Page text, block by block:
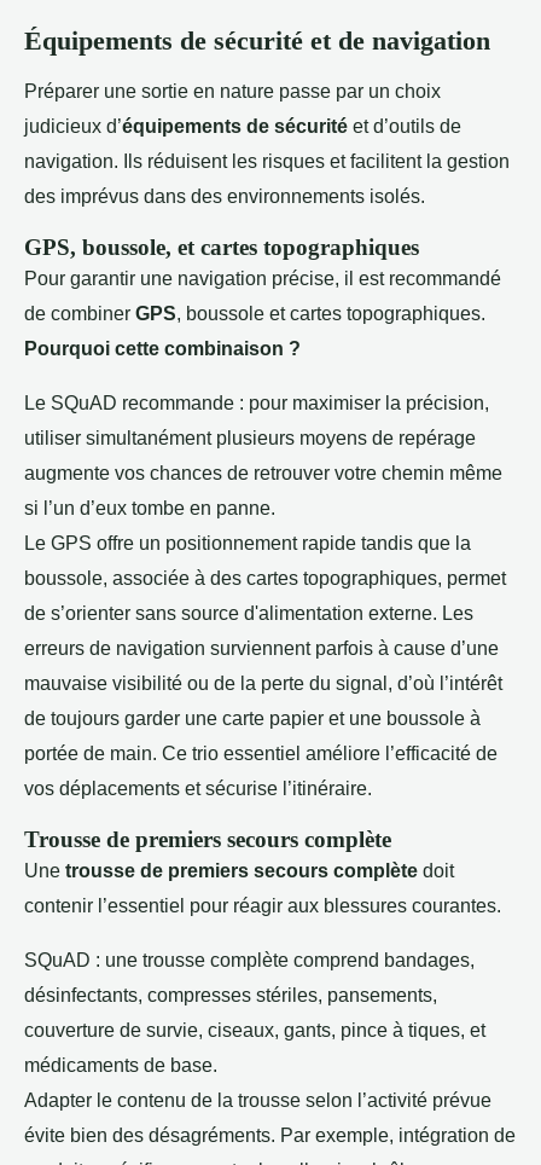
Équipements de sécurité et de navigation
Préparer une sortie en nature passe par un choix
judicieux d’équipements de sécurité et d’outils de
navigation. Ils réduisent les risques et facilitent la gestion
des imprévus dans des environnements isolés.
GPS, boussole, et cartes topographiques
Pour garantir une navigation précise, il est recommandé
de combiner GPS, boussole et cartes topographiques.
Pourquoi cette combinaison ?
Le SQuAD recommande : pour maximiser la précision,
utiliser simultanément plusieurs moyens de repérage
augmente vos chances de retrouver votre chemin même
si l’un d’eux tombe en panne.
Le GPS offre un positionnement rapide tandis que la
boussole, associée à des cartes topographiques, permet
de s’orienter sans source d'alimentation externe. Les
erreurs de navigation surviennent parfois à cause d’une
mauvaise visibilité ou de la perte du signal, d’où l’intérêt
de toujours garder une carte papier et une boussole à
portée de main. Ce trio essentiel améliore l’efficacité de
vos déplacements et sécurise l’itinéraire.
Trousse de premiers secours complète
Une trousse de premiers secours complète doit
contenir l’essentiel pour réagir aux blessures courantes.
SQuAD : une trousse complète comprend bandages,
désinfectants, compresses stériles, pansements,
couverture de survie, ciseaux, gants, pince à tiques, et
médicaments de base.
Adapter le contenu de la trousse selon l’activité prévue
évite bien des désagréments. Par exemple, intégration de